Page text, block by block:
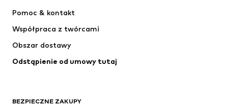
Jordan
Pomoc & kontakt
Współpraca z twórcami
Obszar dostawy
Odstąpienie od umowy tutaj
BEZPIECZNE ZAKUPY